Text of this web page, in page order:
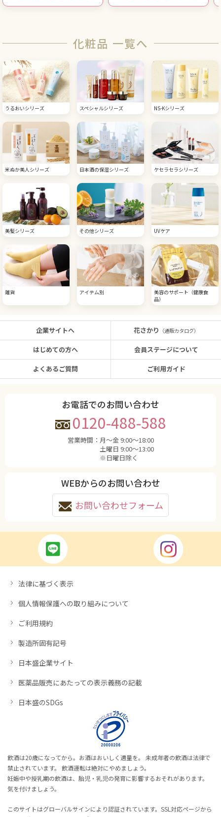
化粧品 一覧へ
うるおいシリーズ スペシャルシリーズ NS-Kシリーズ
米ぬか美人シリーズ 日本酒の保湿シリーズ ケセラセラシリーズ
美髪シリーズ その他シリーズ UVケア
雑貨 アイテム別
美容のサポート（健康食
品）
企業サイトへ
はじめての方へ
よくあるご質問
花さかり （通販カタログ）
会員ステージについて
ご利用ガイド
お電話でのお問い合わせ
0120-488-588
営業時間： 月〜金 9:00〜18:00
土曜日 9:00〜13:00
※日曜日除く
WEBからのお問い合わせ
お問い合わせフォーム
法律に基づく表示
個人情報保護への取り組みについて
ご利用規約
製造所固有記号
日本盛企業サイト
医薬品販売にあたっての表示義務の記載
日本盛のSDGs
飲酒は20歳になってから。お酒はおいしく適量を。 未成年者の飲酒は法律で
禁止されています。 飲酒運転は絶対にやめましょう。
妊娠中や授乳期の飲酒は、胎児・乳児の発育に影響するおそれがあります。
気を付けましょう。
このサイトはグローバルサインにより認証されています。SSL対応ページから